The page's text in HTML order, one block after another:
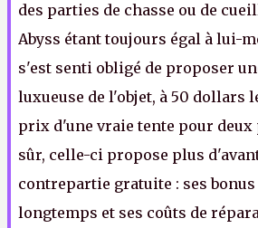
des parties de chasse ou de
Abyss étant toujours égal à lui-
s'est senti obligé de proposer
luxueuse de l'objet, à 50 dollars
prix d'une vraie tente pour deux
sûr, celle-ci propose plus
contrepartie gratuite : ses
longtemps et ses coûts de